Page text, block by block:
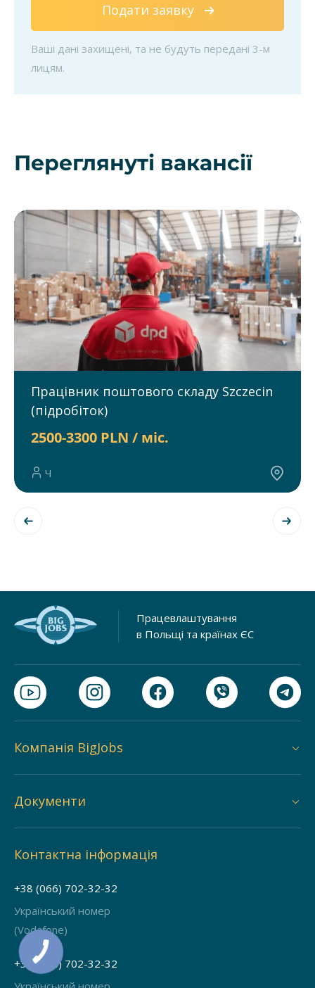
Подати заявку
Ваші дані захищені, та не будуть передані 3-м
лицям.
Переглянуті вакансії
Працівник поштового складу Szczecin
(підробіток)
2500-3300 PLN / міс.
Ч
Працевлаштування
в Польщі та країнах ЄС
Компанія BigJobs
Документи
Контактна інформація
+38 (066) 702-32-32
Український номер
(Vodafone)
+38 (068) 702-32-32